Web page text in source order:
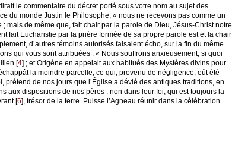
le commentaire du décret porté sous votre nom au sujet des
du monde Justin le Philosophe, « nous ne recevons pas comme un
mais de même que, fait chair par la parole de Dieu, Jésus-Christ notre
fait Eucharistie par la prière formée de sa propre parole est et la chair
d’autres témoins autorisés faisaient écho, sur la fin du même
qui vous sont attribuées : « Nous souffrons anxieusement, si quoi
[4] ; et Origène en appelait aux habitués des Mystères divins pour
la moindre parcelle, ce qui, provenu de négligence, eût été
prétend de nos jours que l’Église a dévié des antiques traditions, en
aux dispositions de nos pères : non dans leur foi, qui est toujours la
[6], trésor de la terre. Puisse l’Agneau réunir dans la célébration